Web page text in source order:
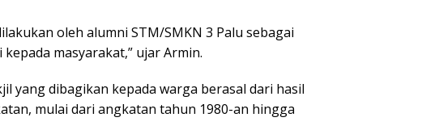
oleh alumni STM/SMKN 3 Palu sebagai
masyarakat,” ujar Armin.
yang dibagikan kepada warga berasal dari hasil
mulai dari angkatan tahun 1980-an hingga